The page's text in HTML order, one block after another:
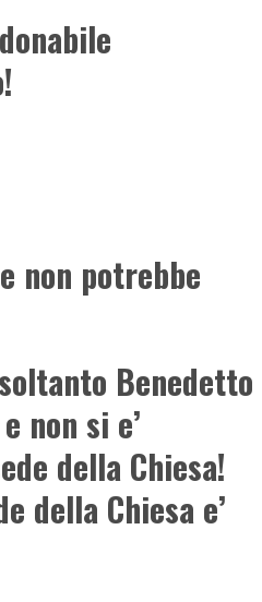
non potrebbe
Benedetto
non si e’
della Chiesa!
della Chiesa e’